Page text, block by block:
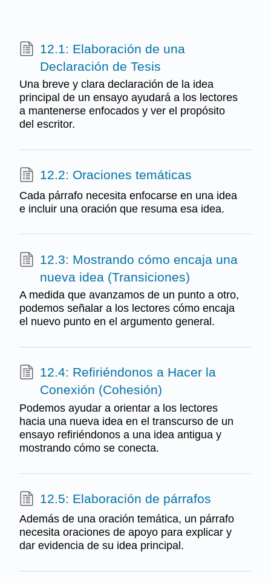
12.1: Elaboración de una
Declaración de Tesis
Una breve y clara declaración de la idea
principal de un ensayo ayudará a los lectores
a mantenerse enfocados y ver el propósito
del escritor.
12.2: Oraciones temáticas
Cada párrafo necesita enfocarse en una idea
e incluir una oración que resuma esa idea.
12.3: Mostrando cómo encaja una
nueva idea (Transiciones)
A medida que avanzamos de un punto a otro,
podemos señalar a los lectores cómo encaja
el nuevo punto en el argumento general.
12.4: Refiriéndonos a Hacer la
Conexión (Cohesión)
Podemos ayudar a orientar a los lectores
hacia una nueva idea en el transcurso de un
ensayo refiriéndonos a una idea antigua y
mostrando cómo se conecta.
12.5: Elaboración de párrafos
Además de una oración temática, un párrafo
necesita oraciones de apoyo para explicar y
dar evidencia de su idea principal.